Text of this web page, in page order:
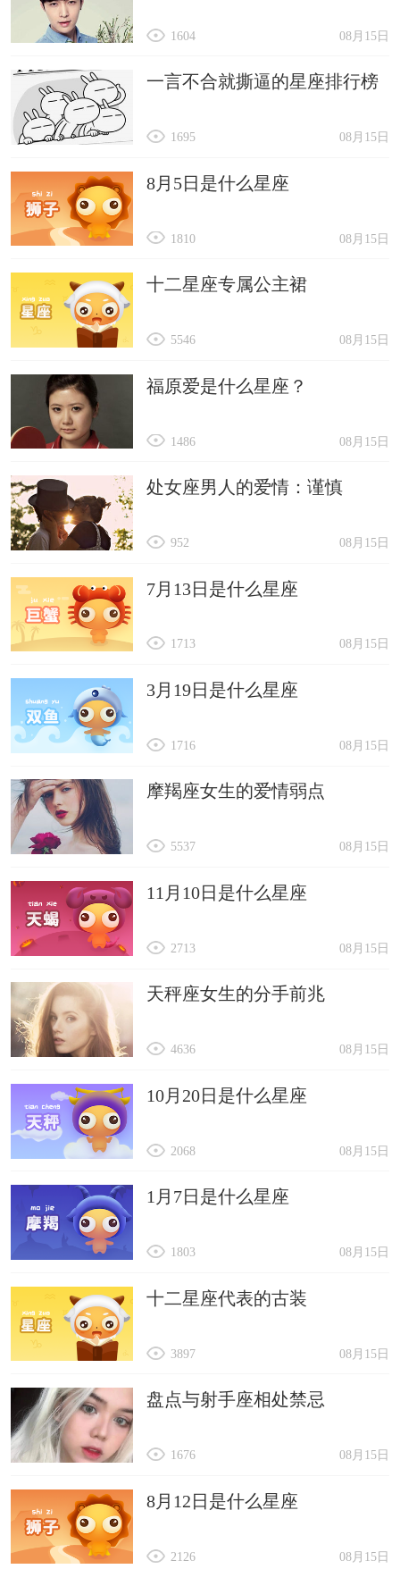
08月15日
1604
一言不合就撕逼的星座排行榜
08月15日
1695
8月5日是什么星座
08月15日
1810
十二星座专属公主裙
08月15日
5546
福原爱是什么星座？
08月15日
1486
处女座男人的爱情：谨慎
08月15日
952
7月13日是什么星座
08月15日
1713
3月19日是什么星座
08月15日
1716
摩羯座女生的爱情弱点
08月15日
5537
11月10日是什么星座
08月15日
2713
天秤座女生的分手前兆
08月15日
4636
10月20日是什么星座
08月15日
2068
1月7日是什么星座
08月15日
1803
十二星座代表的古装
08月15日
3897
盘点与射手座相处禁忌
08月15日
1676
8月12日是什么星座
08月15日
2126